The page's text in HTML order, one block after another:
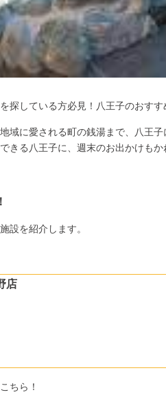
探している方必見！八王子のおすす
域に愛される町の銭湯まで、八王
きる八王子に、週末のお出かけもか
設を紹介します。
店
ちら！